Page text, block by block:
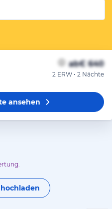
ab€ 640
2 ERW • 2 Nächte
ansehen